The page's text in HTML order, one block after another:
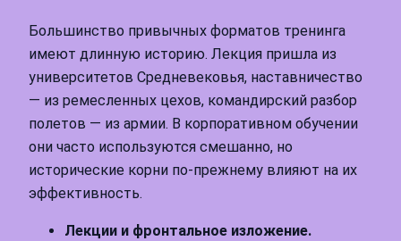
Большинство привычных форматов тренинга
имеют длинную историю. Лекция пришла из
университетов Средневековья, наставничество
— из ремесленных цехов, командирский разбор
полетов — из армии. В корпоративном обучении
они часто используются смешанно, но
исторические корни по-прежнему влияют на их
эффективность.
Лекции и фронтальное изложение.